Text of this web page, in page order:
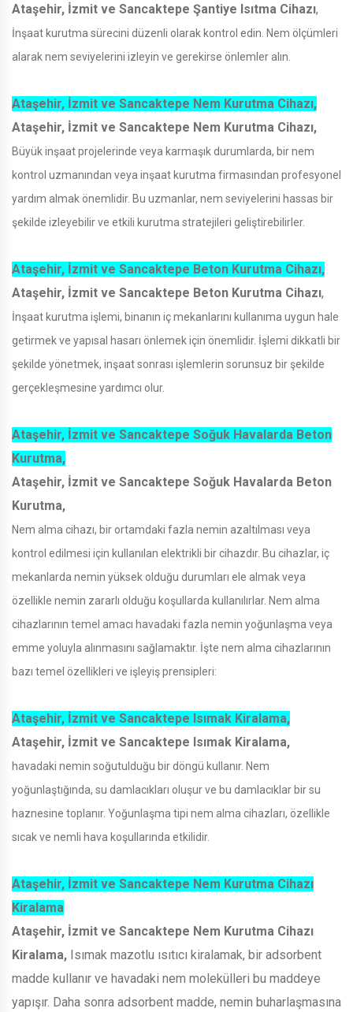
Ataşehir, İzmit ve Sancaktepe Şantiye Isıtma Cihazı,
İnşaat kurutma sürecini düzenli olarak kontrol edin. Nem ölçümleri
alarak nem seviyelerini izleyin ve gerekirse önlemler alın.
Ataşehir, İzmit ve Sancaktepe Nem Kurutma Cihazı,
Ataşehir, İzmit ve Sancaktepe Nem Kurutma Cihazı,
Büyük inşaat projelerinde veya karmaşık durumlarda, bir nem
kontrol uzmanından veya inşaat kurutma firmasından profesyonel
yardım almak önemlidir. Bu uzmanlar, nem seviyelerini hassas bir
şekilde izleyebilir ve etkili kurutma stratejileri geliştirebilirler.
Ataşehir, İzmit ve Sancaktepe Beton Kurutma Cihazı,
Ataşehir, İzmit ve Sancaktepe Beton Kurutma Cihazı,
İnşaat kurutma işlemi, binanın iç mekanlarını kullanıma uygun hale
getirmek ve yapısal hasarı önlemek için önemlidir. İşlemi dikkatli bir
şekilde yönetmek, inşaat sonrası işlemlerin sorunsuz bir şekilde
gerçekleşmesine yardımcı olur.
Ataşehir, İzmit ve Sancaktepe Soğuk Havalarda Beton
Kurutma,
Ataşehir, İzmit ve Sancaktepe Soğuk Havalarda Beton
Kurutma,
Nem alma cihazı, bir ortamdaki fazla nemin azaltılması veya
kontrol edilmesi için kullanılan elektrikli bir cihazdır. Bu cihazlar, iç
mekanlarda nemin yüksek olduğu durumları ele almak veya
özellikle nemin zararlı olduğu koşullarda kullanılırlar. Nem alma
cihazlarının temel amacı havadaki fazla nemin yoğunlaşma veya
emme yoluyla alınmasını sağlamaktır. İşte nem alma cihazlarının
bazı temel özellikleri ve işleyiş prensipleri:
Ataşehir, İzmit ve Sancaktepe Isımak Kiralama,
Ataşehir, İzmit ve Sancaktepe Isımak Kiralama,
havadaki nemin soğutulduğu bir döngü kullanır. Nem
yoğunlaştığında, su damlacıkları oluşur ve bu damlacıklar bir su
haznesine toplanır. Yoğunlaşma tipi nem alma cihazları, özellikle
sıcak ve nemli hava koşullarında etkilidir.
Ataşehir, İzmit ve Sancaktepe Nem Kurutma Cihazı
Kiralama
Ataşehir, İzmit ve Sancaktepe Nem Kurutma Cihazı
Kiralama, Isımak mazotlu ısıtıcı kiralamak, bir adsorbent
madde kullanır ve havadaki nem molekülleri bu maddeye
yapışır. Daha sonra adsorbent madde, nemin buharlaşmasına